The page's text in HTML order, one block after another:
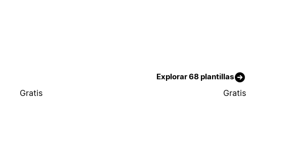
Explorar 68 plantillas
Gratis Gratis